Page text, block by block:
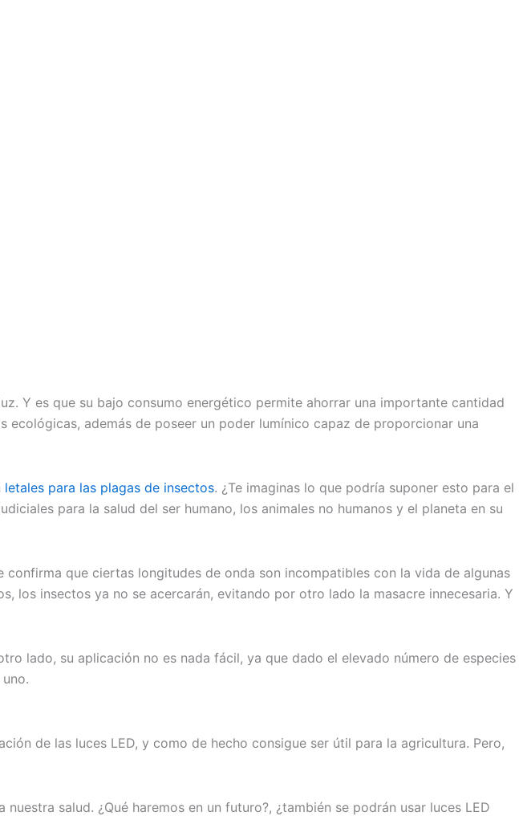
Y es que su bajo consumo energético permite ahorrar una importante cantidad
ecológicas, además de poseer un poder lumínico capaz de proporcionar una
letales para las plagas de insectos. ¿Te imaginas lo que podría suponer esto para el
para la salud del ser humano, los animales no humanos y el planeta en su
que ciertas longitudes de onda son incompatibles con la vida de algunas
los insectos ya no se acercarán, evitando por otro lado la masacre innecesaria. Y
lado, su aplicación no es nada fácil, ya que dado el elevado número de especies
de las luces LED, y como de hecho consigue ser útil para la agricultura. Pero,
salud. ¿Qué haremos en un futuro?, ¿también se podrán usar luces LED